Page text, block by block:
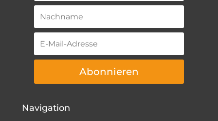
Abonnieren
Navigation